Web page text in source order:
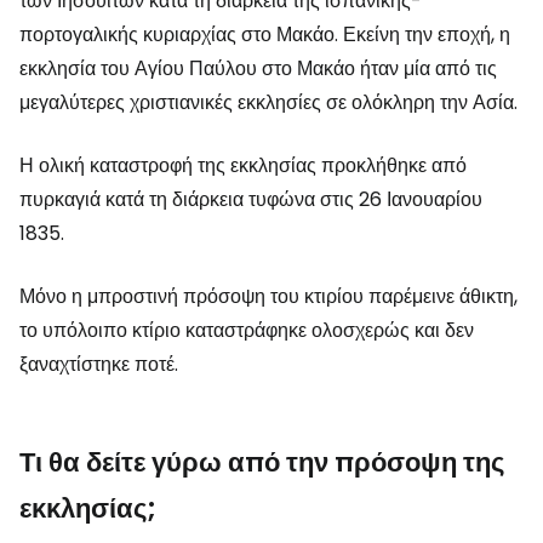
πορτογαλικής κυριαρχίας στο Μακάο. Εκείνη την εποχή, η
εκκλησία του Αγίου Παύλου στο Μακάο ήταν μία από τις
μεγαλύτερες χριστιανικές εκκλησίες σε ολόκληρη την Ασία.
Η ολική καταστροφή της εκκλησίας προκλήθηκε από
πυρκαγιά κατά τη διάρκεια τυφώνα στις 26 Ιανουαρίου
1835.
Μόνο η μπροστινή πρόσοψη του κτιρίου παρέμεινε άθικτη,
το υπόλοιπο κτίριο καταστράφηκε ολοσχερώς και δεν
ξαναχτίστηκε ποτέ.
Τι θα δείτε γύρω από την πρόσοψη της
εκκλησίας;